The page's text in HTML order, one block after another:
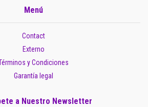
Menú
Contact
Externo
y Condiciones
Garantía legal
a Nuestro Newsletter